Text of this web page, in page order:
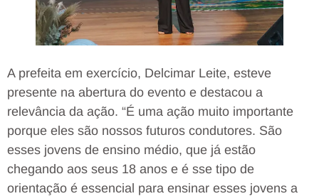
A prefeita em exercício, Delcimar Leite, esteve
presente na abertura do evento e destacou a
relevância da ação. “É uma ação muito importante
porque eles são nossos futuros condutores. São
esses jovens de ensino médio, que já estão
chegando aos seus 18 anos e é sse tipo de
orientação é essencial para ensinar esses jovens a